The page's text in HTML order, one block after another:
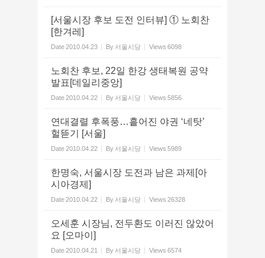
[서울시장 후보 도전 인터뷰] ① 노회찬
[한겨레]
Date2010.04.23 By 서울시당 Views 6098
노회찬 후보, 22일 한강 생태복원 공약
발표[데일리중앙]
Date2010.04.22 By 서울시당 Views 5856
연대결렬 후폭풍…흩어진 야권 ‘네탓’
헐뜯기 [서울]
Date2010.04.22 By 서울시당 Views 5989
한명숙, 서울시장 도전과 남은 과제[아
시아경제]
Date2010.04.22 By 서울시당 Views 26328
오세훈 시장님, 전두환도 이러진 않았어
요 [오마이]
Date2010.04.21 By 서울시당 Views 6574